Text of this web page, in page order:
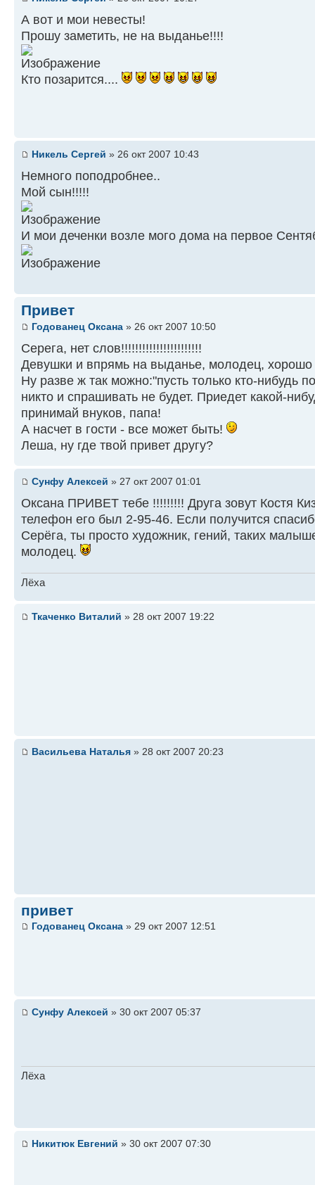
А вот и мои невесты!
Прошу заметить, не на выданье!!!!
Кто позарится....
Никель Сергей » 26 окт 2007 10:43
Немного поподробнее..
Мой сын!!!!!
И мои деченки возле мого дома на первое
Привет
Годованец Оксана » 26 окт 2007 10:50
Серега, нет слов!!!!!!!!!!!!!!!!!!!!!!!
Девушки и впрямь на выданье, молодец, хорошо
Ну разве ж так можно:"пусть только кто-нибудь
никто и спрашивать не будет. Приедет какой-
принимай внуков, папа!
А насчет в гости - все может быть!
Леша, ну где твой привет другу?
Сунфу Алексей » 27 окт 2007 01:01
Оксана ПРИВЕТ тебе !!!!!!!!! Друга зовут Костя
телефон его был 2-95-46. Если получится
Серёга, ты просто художник, гений, таких
молодец.
Лёха
Ткаченко Виталий » 28 окт 2007 19:22
Васильева Наталья » 28 окт 2007 20:23
привет
Годованец Оксана » 29 окт 2007 12:51
Сунфу Алексей » 30 окт 2007 05:37
Лёха
Никитюк Евгений » 30 окт 2007 07:30